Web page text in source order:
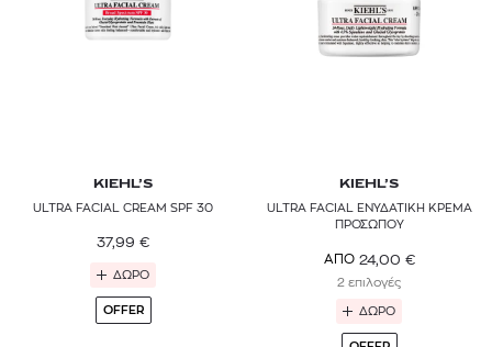
KIEHL’S
ULTRA FACIAL CREAM SPF 30
37,99 €
ΔΩΡΟ
OFFER
KIEHL’S
ULTRA FACIAL ΕΝΥΔΑΤΙΚΗ ΚΡΕΜΑ
ΠΡΟΣΩΠΟΥ
ΑΠΟ 24,00 €
2 επιλογές
ΔΩΡΟ